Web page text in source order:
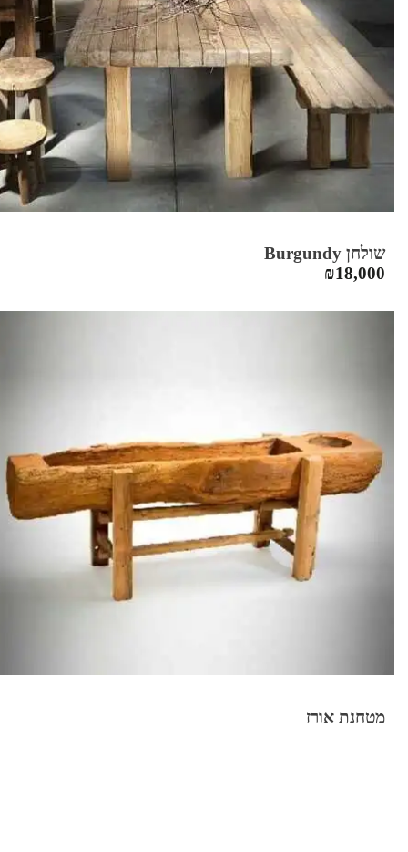
שולחן Burgundy
₪18,000
מטחנת אורז